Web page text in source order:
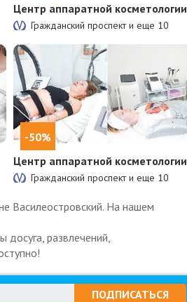
Центр аппаратной косметологии
Гражданский проспект и еще 10
-50%
Центр аппаратной косметологии
Гражданский проспект и еще 10
Василеостровский. На нашем
развлечений,
ПОДПИСАТЬСЯ